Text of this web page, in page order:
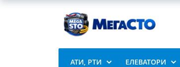
АТИ, РТИ ЕЛЕВАТОРИ